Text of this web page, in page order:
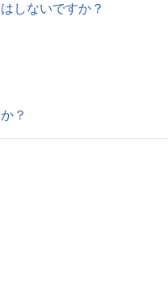
しないですか？
？